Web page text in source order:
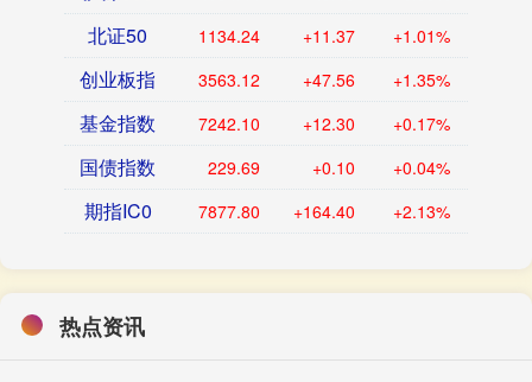
北证50 1134.24 +11.37 +1.01%
创业板指 3563.12 +47.56 +1.35%
基金指数 7242.10 +12.30 +0.17%
国债指数 229.69 +0.10 +0.04%
期指IC0 7877.80 +164.40 +2.13%
热点资讯